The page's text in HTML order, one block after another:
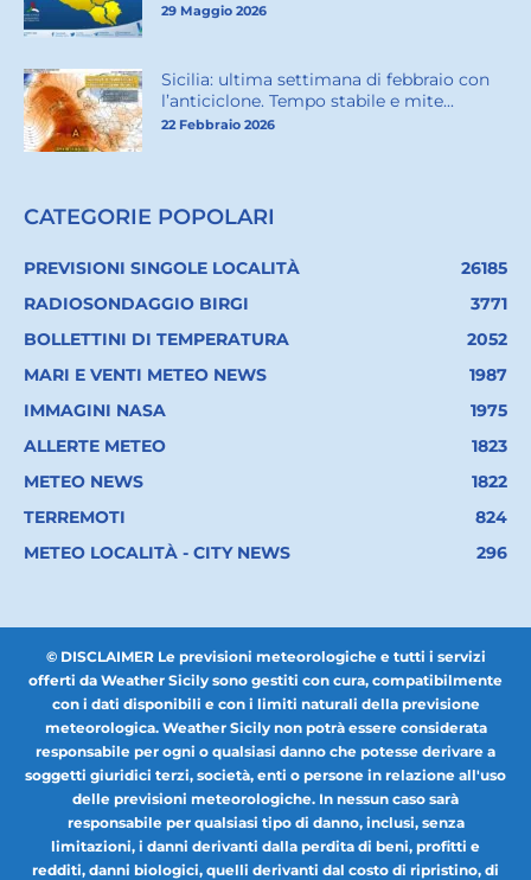
29 Maggio 2026
Sicilia: ultima settimana di febbraio con
l’anticiclone. Tempo stabile e mite...
22 Febbraio 2026
CATEGORIE POPOLARI
PREVISIONI SINGOLE LOCALITÀ
26185
RADIOSONDAGGIO BIRGI
3771
BOLLETTINI DI TEMPERATURA
2052
MARI E VENTI METEO NEWS
1987
IMMAGINI NASA
1975
ALLERTE METEO
1823
METEO NEWS
1822
TERREMOTI
824
METEO LOCALITÀ - CITY NEWS
296
© DISCLAIMER Le previsioni meteorologiche e tutti i servizi
offerti da Weather Sicily sono gestiti con cura, compatibilmente
con i dati disponibili e con i limiti naturali della previsione
meteorologica. Weather Sicily non potrà essere considerata
responsabile per ogni o qualsiasi danno che potesse derivare a
soggetti giuridici terzi, società, enti o persone in relazione all'uso
delle previsioni meteorologiche. In nessun caso sarà
responsabile per qualsiasi tipo di danno, inclusi, senza
limitazioni, i danni derivanti dalla perdita di beni, profitti e
redditi, danni biologici, quelli derivanti dal costo di ripristino, di